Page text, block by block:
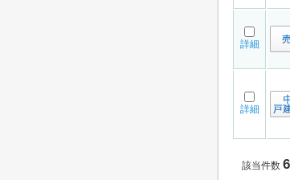
詳細
詳細
該当件数 6